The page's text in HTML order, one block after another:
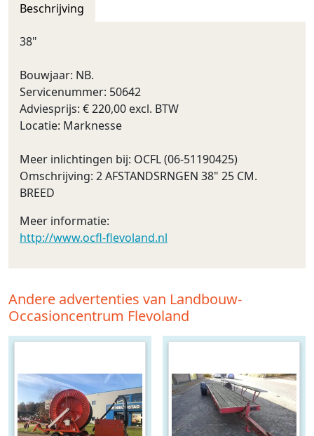
Beschrijving
38"
Bouwjaar: NB.
Servicenummer: 50642
Adviesprijs: € 220,00 excl. BTW
Locatie: Marknesse
Meer inlichtingen bij: OCFL (06-51190425)
Omschrijving: 2 AFSTANDSRNGEN 38" 25 CM.
BREED
Meer informatie:
http://www.ocfl-flevoland.nl
Andere advertenties van Landbouw-
Occasioncentrum Flevoland